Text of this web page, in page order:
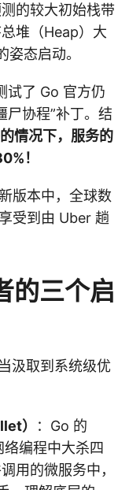
的较大初始栈带
堆（Heap）大
态启动。
试了 Go 官方仍
尸协程”补丁。结
情况下，服务的
！
版本中，全球数
受到由 Uber 趟
的三个启
汲取到系统级优
）
：Go 的
编程中大杀四
用的微服务中，